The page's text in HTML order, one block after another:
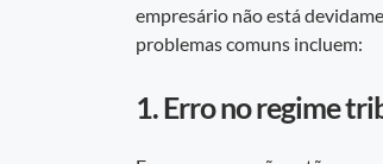
empresário não está
problemas comuns incluem:
1. Erro no regime